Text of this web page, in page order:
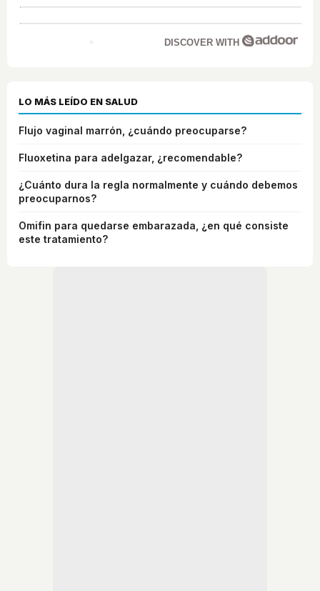
DISCOVER WITH
LO MÁS LEÍDO EN SALUD
Flujo vaginal marrón, ¿cuándo preocuparse?
Fluoxetina para adelgazar, ¿recomendable?
¿Cuánto dura la regla normalmente y cuándo debemos
preocuparnos?
Omifin para quedarse embarazada, ¿en qué consiste
este tratamiento?